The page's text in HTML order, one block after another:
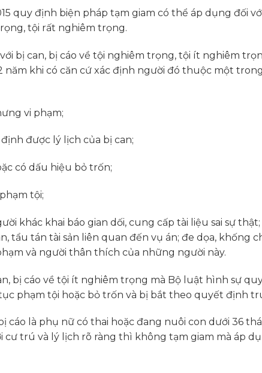
quy định biện pháp tạm giam có thể áp dụng đối
tội rất nghiêm trọng.
bị can, bị cáo về tội nghiêm trọng, tội ít nghiêm
khi có căn cứ xác định người đó thuộc một
vi phạm;
được lý lịch của bị can;
có dấu hiệu bỏ trốn;
tội;
khác khai báo gian dối, cung cấp tài liệu sai sự
tẩu tán tài sản liên quan đến vụ án; đe dọa, khống
và người thân thích của những người này.
bị cáo về tội ít nghiêm trọng mà Bộ luật hình sự
phạm tội hoặc bỏ trốn và bị bắt theo quyết định
cáo là phụ nữ có thai hoặc đang nuôi con dưới 36
cư trú và lý lịch rõ ràng thì không tạm giam mà áp